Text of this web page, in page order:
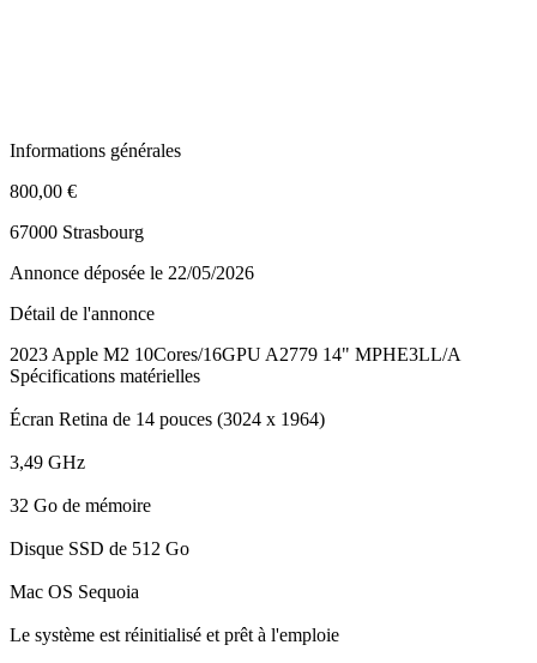
Informations générales
800,00 €
67000 Strasbourg
Annonce déposée le 22/05/2026
Détail de l'annonce
2023 Apple M2 10Cores/16GPU A2779 14" MPHE3LL/A
Spécifications matérielles
Écran Retina de 14 pouces (3024 x 1964)
3,49 GHz
32 Go de mémoire
Disque SSD de 512 Go
Mac OS Sequoia
Le système est réinitialisé et prêt à l'emploie